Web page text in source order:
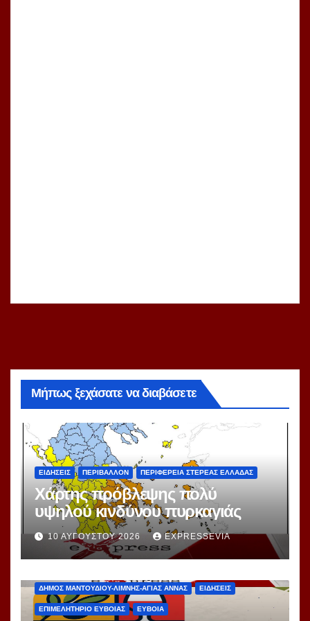
Μήπως ξεχάσατε να διαβάσετε
ΕΙΔΗΣΕΙΣ ΠΕΡΙΒΑΛΛΟΝ ΠΕΡΙΦΕΡΕΙΑ ΣΤΕΡΕΑΣ ΕΛΛΑΔΑΣ
Χάρτης πρόβλεψης πολύ
υψηλού κινδύνου πυρκαγιάς
10 ΑΥΓΟΎΣΤΟΥ 2026 EXPRESSEVIA
ΔΗΜΟΣ ΜΑΝΤΟΥΔΙΟΥ-ΛΙΜΝΗΣ-ΑΓΙΑΣ ΑΝΝΑΣ ΕΙΔΗΣΕΙΣ
ΕΠΙΜΕΛΗΤΗΡΙΟ ΕΥΒΟΙΑΣ ΕΥΒΟΙΑ